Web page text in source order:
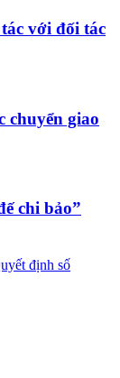
với đối tác
chuyển giao
chi bảo”
định số